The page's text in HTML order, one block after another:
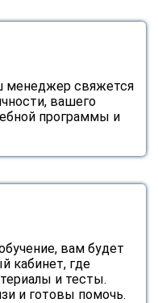
менеджер свяжется
вашего
программы и
вам будет
кабинет, где
и тесты.
и готовы помочь.